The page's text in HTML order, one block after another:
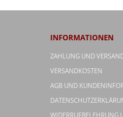
INFORMATIONEN
ZAHLUNG UND
VERSANDKOSTEN
AGB UND
WIDERRUFBELEHRUNG